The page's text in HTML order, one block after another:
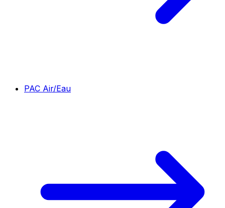
PAC Air/Eau